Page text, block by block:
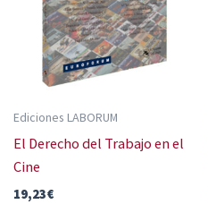
Ediciones LABORUM
El Derecho del Trabajo en el
Cine
19,23€